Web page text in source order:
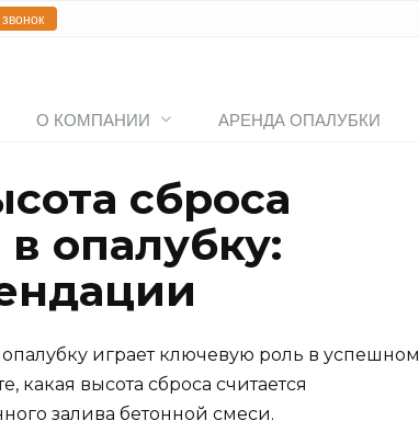
О КОМПАНИИ АРЕНДА ОПАЛУБКИ
сброса
опалубку:
играет ключевую роль в успешном
какая высота сброса считается
залива бетонной смеси.